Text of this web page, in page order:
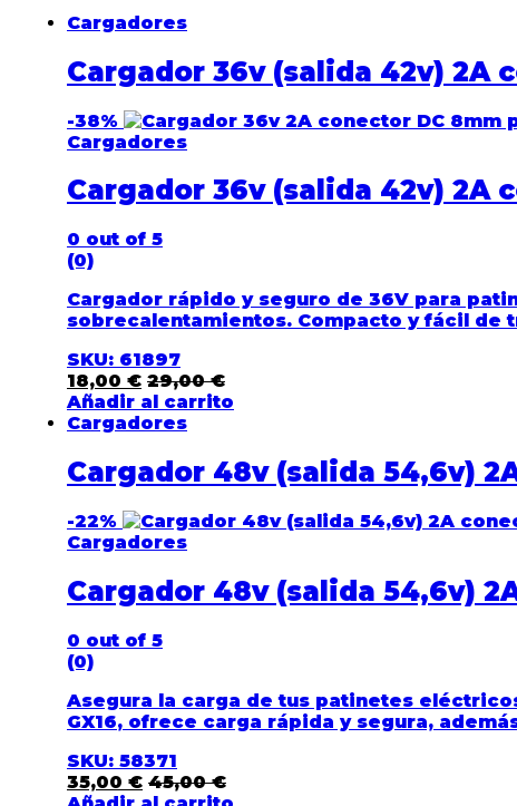
Cargadores
Cargador 36v (salida 42v) 2A
-38%
Cargadores
Cargador 36v (salida 42v) 2A
0 out of 5
(0)
Cargador rápido y seguro de 36V para
sobrecalentamientos. Compacto y fácil de
SKU: 61897
18,00 € 29,00€
Añadir al carrito
Cargadores
Cargador 48v (salida 54,6v)
-22%
Cargadores
Cargador 48v (salida 54,6v)
0 out of 5
(0)
Asegura la carga de tus patinetes
GX16, ofrece carga rápida y segura,
SKU: 58371
35,00 € 45,00€